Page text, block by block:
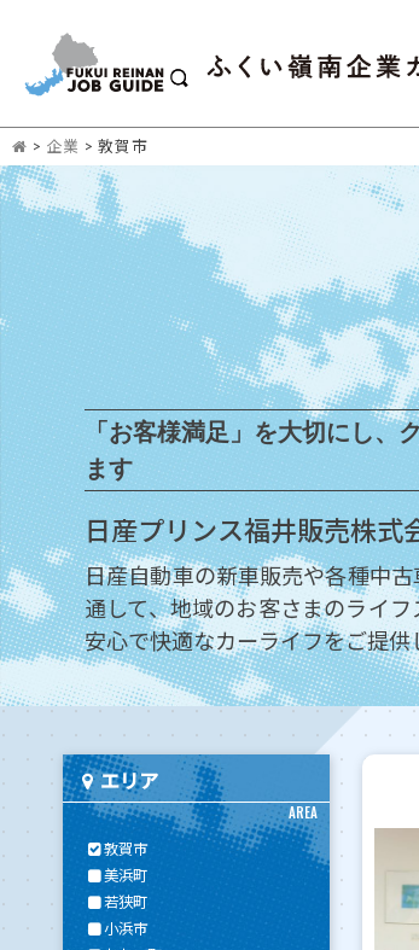
> 企業 > 敦賀市
「お客様満足」を大切にし、
ます
日産プリンス福井販売株式
日産自動車の新車販売や各種中
通して、地域のお客さまのライ
安心で快適なカーライフをご提供
エリア
AREA
敦賀市
美浜町
若狭町
小浜市